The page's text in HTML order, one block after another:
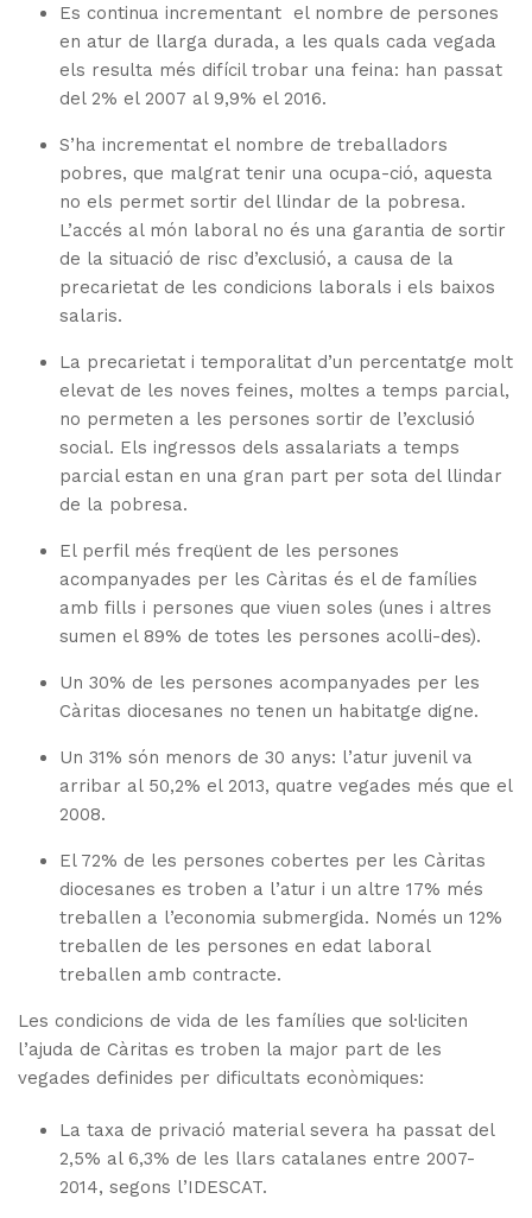
Es continua incrementant el nombre de persones
en atur de llarga durada, a les quals cada vegada
els resulta més difícil trobar una feina: han passat
del 2% el 2007 al 9,9% el 2016.
S’ha incrementat el nombre de treballadors
pobres, que malgrat tenir una ocupa-ció, aquesta
no els permet sortir del llindar de la pobresa.
L’accés al món laboral no és una garantia de sortir
de la situació de risc d’exclusió, a causa de la
precarietat de les condicions laborals i els baixos
salaris.
La precarietat i temporalitat d’un percentatge molt
elevat de les noves feines, moltes a temps parcial,
no permeten a les persones sortir de l’exclusió
social. Els ingressos dels assalariats a temps
parcial estan en una gran part per sota del llindar
de la pobresa.
El perfil més freqüent de les persones
acompanyades per les Càritas és el de famílies
amb fills i persones que viuen soles (unes i altres
sumen el 89% de totes les persones acolli-des).
Un 30% de les persones acompanyades per les
Càritas diocesanes no tenen un habitatge digne.
Un 31% són menors de 30 anys: l’atur juvenil va
arribar al 50,2% el 2013, quatre vegades més que el
2008.
El 72% de les persones cobertes per les Càritas
diocesanes es troben a l’atur i un altre 17% més
treballen a l’economia submergida. Només un 12%
treballen de les persones en edat laboral
treballen amb contracte.
Les condicions de vida de les famílies que sol·liciten
l’ajuda de Càritas es troben la major part de les
vegades definides per dificultats econòmiques:
La taxa de privació material severa ha passat del
2,5% al 6,3% de les llars catalanes entre 2007-
2014, segons l’IDESCAT.